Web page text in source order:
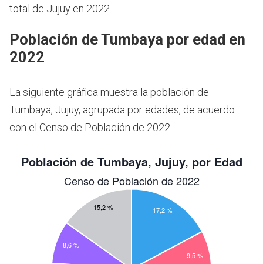
total de Jujuy en 2022.
Población de Tumbaya por edad en
2022
La siguiente gráfica muestra la población de
Tumbaya, Jujuy, agrupada por edades, de acuerdo
con el Censo de Población de 2022.